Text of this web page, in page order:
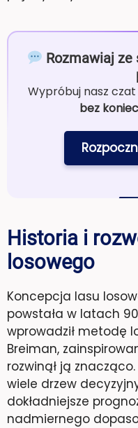
Rozmawiaj
Wypróbuj nasz czat
bez
Historia i
losowego
Koncepcja lasu
powstała w latach
wprowadził metodę
Breiman,
rozwinął ją
wiele drzew
dokładniejsze
nadmiernego